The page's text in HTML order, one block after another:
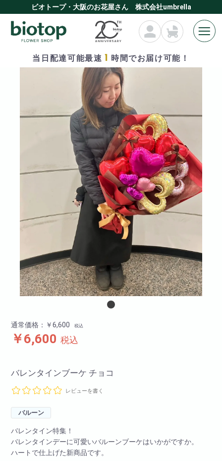
ビオトープ・大阪のお花屋さん 株式会社umbrella
当日配達可能最速 1 時間でお届け可能！
通常価格：￥6,600 税込
￥6,600 税込
バレンタインブーケ チョコ
レビューを書く
バルーン
バレンタイン特集！
バレンタインデーに可愛いバルーンブーケはいかがですか。
ハートで仕上げた新商品です。